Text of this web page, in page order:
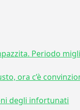
Periodo
ora c’è
degli infortunati